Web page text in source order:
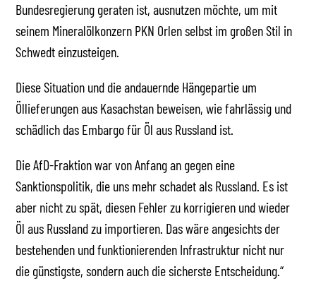
Bundesregierung geraten ist, ausnutzen möchte, um mit
seinem Mineralölkonzern PKN Orlen selbst im großen Stil in
Schwedt einzusteigen.
Diese Situation und die andauernde Hängepartie um
Öllieferungen aus Kasachstan beweisen, wie fahrlässig und
schädlich das Embargo für Öl aus Russland ist.
Die AfD-Fraktion war von Anfang an gegen eine
Sanktionspolitik, die uns mehr schadet als Russland. Es ist
aber nicht zu spät, diesen Fehler zu korrigieren und wieder
Öl aus Russland zu importieren. Das wäre angesichts der
bestehenden und funktionierenden Infrastruktur nicht nur
die günstigste, sondern auch die sicherste Entscheidung.“